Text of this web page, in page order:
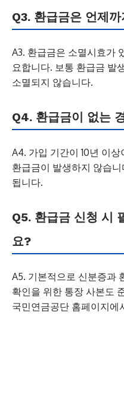
Q3. 환급금은 언제
A3. 환급금은 소멸시효가
요합니다. 보통 환급금 발
소멸되지 않습니다.
Q4. 환급금이 없는
A4. 가입 기간이 10년 이
환급금이 발생하지 않습
됩니다.
Q5. 환급금 신청 시
요?
A5. 기본적으로 신분증과
확인을 위한 통장 사본도
국민연금공단 홈페이지에